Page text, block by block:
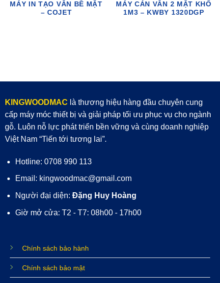
MÁY IN TẠO VÂN BỀ MẶT
– COJET
MÁY CÁN VÂN 2 MẶT KHỔ
1M3 – KWBY 1320DGP
KINGWOODMAC là thương hiệu hàng đầu chuyên cung
cấp máy móc thiết bị và giải pháp tối ưu phục vụ cho ngành
gỗ. Luôn nỗ lực phát triển bền vững và cùng doanh nghiệp
Việt Nam “Tiến tới tương lai”.
Hotline: 0708 990 113
Email: kingwoodmac@gmail.com
Người đại diện: Đặng Huy Hoàng
Giờ mở cửa: T2 - T7: 08h00 - 17h00
Chính sách bảo hành
Chính sách bảo mật